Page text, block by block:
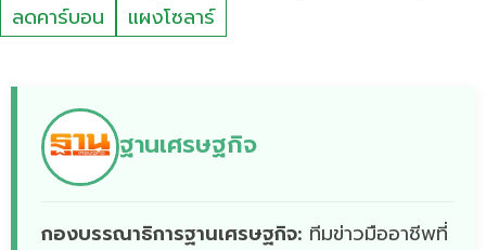
ลดคาร์บอน
แผงโซลาร์
ฐานเศรษฐกิจ
กองบรรณาธิการฐานเศรษฐกิจ: ทีมข่าวมืออาชีพที่